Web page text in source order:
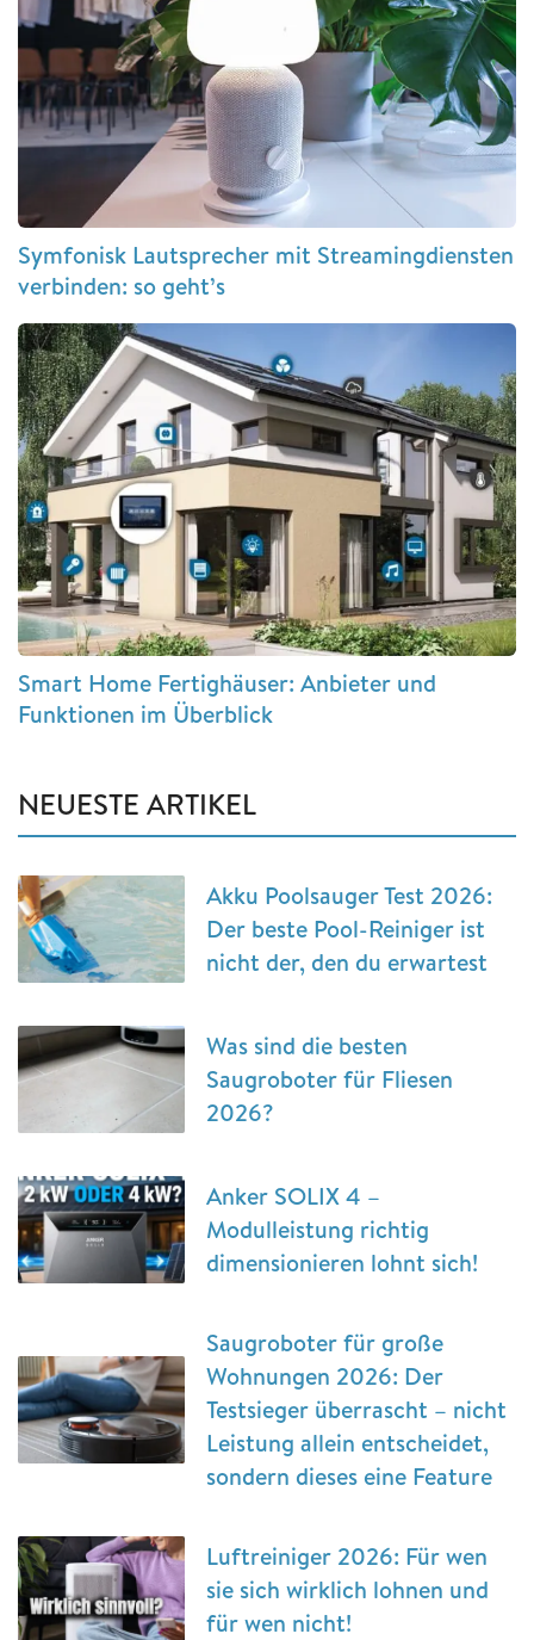
Symfonisk Lautsprecher mit Streamingdiensten
verbinden: so geht’s
Smart Home Fertighäuser: Anbieter und
Funktionen im Überblick
NEUESTE ARTIKEL
Akku Poolsauger Test 2026:
Der beste Pool-Reiniger ist
nicht der, den du erwartest
Was sind die besten
Saugroboter für Fliesen
2026?
Anker SOLIX 4 –
Modulleistung richtig
dimensionieren lohnt sich!
Saugroboter für große
Wohnungen 2026: Der
Testsieger überrascht – nicht
Leistung allein entscheidet,
sondern dieses eine Feature
Luftreiniger 2026: Für wen
sie sich wirklich lohnen und
für wen nicht!